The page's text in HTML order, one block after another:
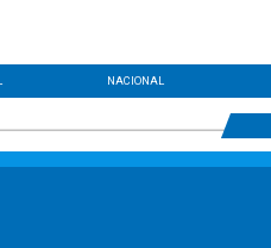
NACIONAL